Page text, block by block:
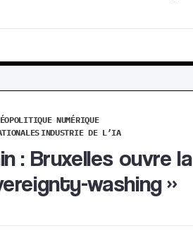
NUMÉRIQUE
INDUSTRIE DE L’IA
: Bruxelles ouvre la
washing »